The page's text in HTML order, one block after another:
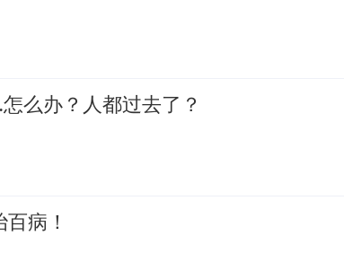
么办？人都过去了？
病！